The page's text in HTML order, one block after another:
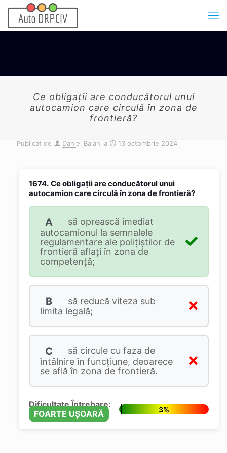
Ce obligaţii are conducătorul unui
autocamion care circulă în zona de
frontieră?
Publicat de Daniel Balan la 13 octombrie 2024
1674. Ce obligaţii are conducătorul unui
autocamion care circulă în zona de frontieră?
A
să oprească imediat
autocamionul la semnalele
regulamentare ale poliţiştilor de
frontieră aflaţi în zona de
competenţă;
B
să reducă viteza sub
limita legală;
C
să circule cu faza de
întâlnire în funcţiune, deoarece
se află în zona de frontieră.
Dificultate Întrebare:
FOARTE UȘOARĂ
3%